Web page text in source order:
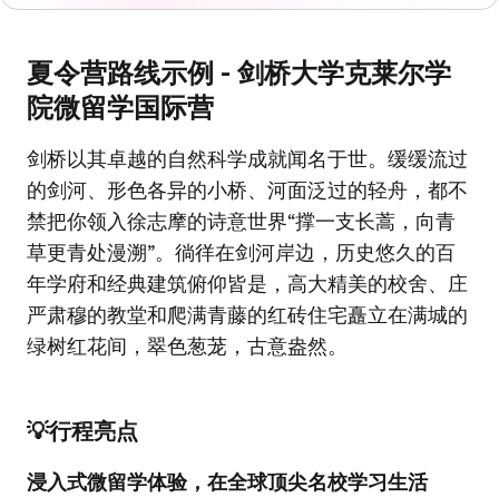
夏令营路线示例 - 剑桥大学克莱尔学
院微留学国际营
剑桥以其卓越的自然科学成就闻名于世。缓缓流过
的剑河、形色各异的小桥、河面泛过的轻舟，都不
禁把你领入徐志摩的诗意世界“撑一支长蒿，向青
草更青处漫溯”。徜徉在剑河岸边，历史悠久的百
年学府和经典建筑俯仰皆是，高大精美的校舍、庄
严肃穆的教堂和爬满青藤的红砖住宅矗立在满城的
绿树红花间，翠色葱茏，古意盎然。
💡行程亮点
浸入式微留学体验，在全球顶尖名校学习生活